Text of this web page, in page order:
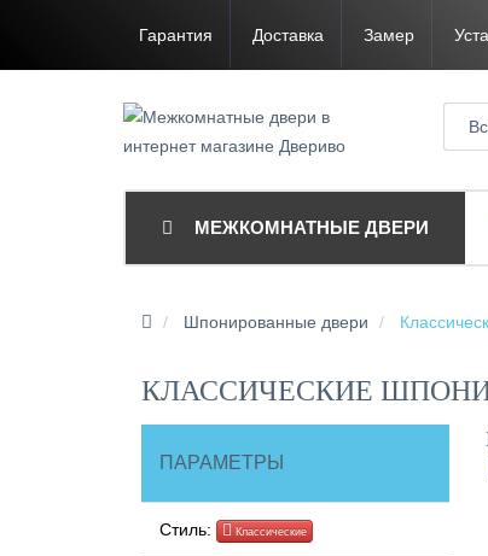
Гарантия Доставка Замер
МЕЖКОМНАТНЫЕ ДВЕРИ
Шпонированные двери
КЛАССИЧЕСКИЕ
ПАРАМЕТРЫ
Стиль: Классические